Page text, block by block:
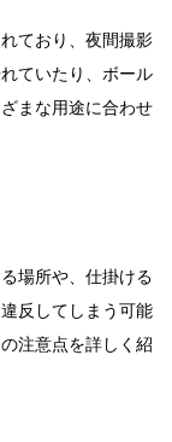
ており、夜間撮影
ていたり、ボール
まな用途に合わせ
場所や、仕掛ける
反してしまう可能
注意点を詳しく紹